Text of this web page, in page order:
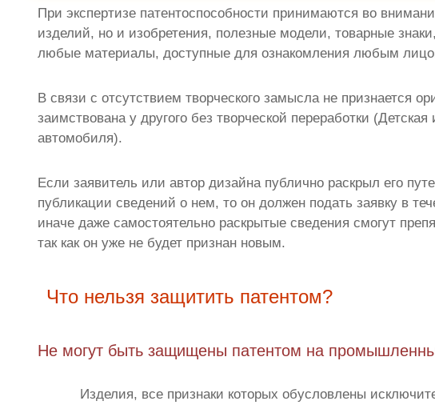
При экспертизе патентоспособности принимаются во
изделий, но и изобретения, полезные модели, товарные
любые материалы, доступные для ознакомления любым
В связи с отсутствием творческого замысла не признается
заимствована у другого без творческой переработки
автомобиля).
Если заявитель или автор дизайна публично раскрыл его
публикации сведений о нем, то он должен подать заявку в
иначе даже самостоятельно раскрытые сведения смогут
так как он уже не будет признан новым.
Что нельзя защитить патентом?
Не могут быть защищены патентом на
Изделия, все признаки которых обусловлены